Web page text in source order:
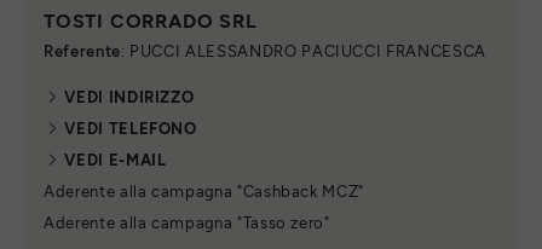
TOSTI CORRADO SRL
Referente: PUCCI ALESSANDRO PACIUCCI FRANCESCA
VEDI INDIRIZZO
VEDI TELEFONO
VEDI E-MAIL
Aderente alla campagna "Cashback MCZ"
Aderente alla campagna "Tasso zero"